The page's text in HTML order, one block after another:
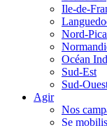
Ile-de-
Nord-
Océan
Sud-Est
Sud-
Agir
Nos
Se